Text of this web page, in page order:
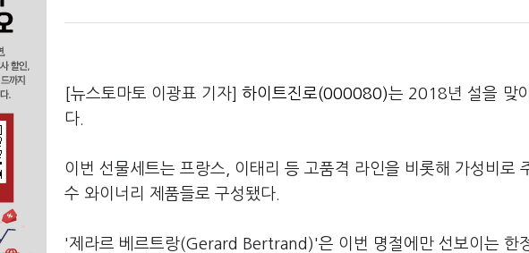
[뉴스토마토 이광표 기자]하이트진로(000080)는 2018년 설을 맞
다.
이번 선물세트는 프랑스, 이태리 등 고품격 라인을 비롯해 가성비로
수 와이너리 제품들로 구성됐다.
'제라르 베르트랑(Gerard Bertrand)'은 이번 명절에만 선보이는 한